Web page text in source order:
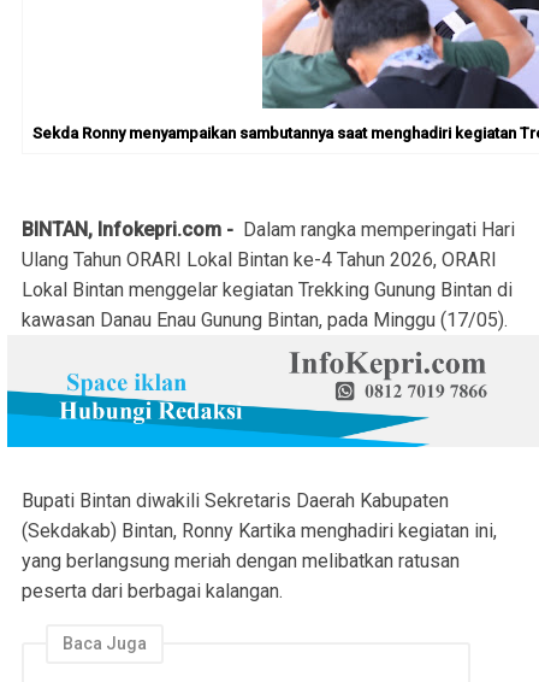
Sekda Ronny menyampaikan sambutannya saat menghadiri kegiatan
BINTAN, Infokepri.com - Dalam rangka memperingati Hari
Ulang Tahun ORARI Lokal Bintan ke-4 Tahun 2026, ORARI
Lokal Bintan menggelar kegiatan Trekking Gunung Bintan di
kawasan Danau Enau Gunung Bintan, pada Minggu (17/05).
Bupati Bintan diwakili Sekretaris Daerah Kabupaten
(Sekdakab) Bintan, Ronny Kartika menghadiri kegiatan ini,
yang berlangsung meriah dengan melibatkan ratusan
peserta dari berbagai kalangan.
Baca Juga